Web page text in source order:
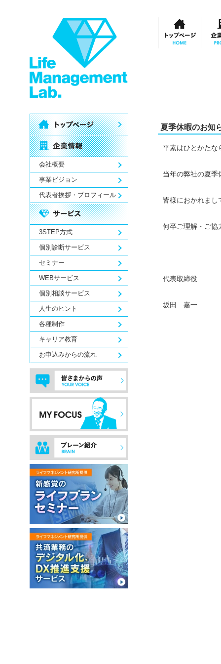
会社概要
事業ビジョン
代表者挨拶・プロフィール
3STEP方式
個別診断サービス
セミナー
WEBサービス
個別相談サービス
人生のヒント
各種制作
キャリア教育
お申込みからの流れ
夏季休暇のお知
平素はひとかたな
当年の弊社の夏
皆様におかれまし
何卒ご理解・ご協
代表取締役
坂田 嘉一